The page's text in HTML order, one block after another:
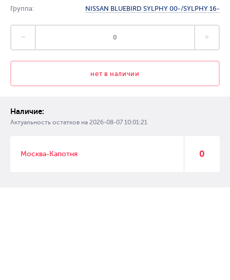
Группа: NISSAN BLUEBIRD SYLPHY 00-/SYLPHY 16-
нет в наличии
Наличие:
Актуальность остатков на 2026-08-07 10:01:21
Москва-Капотня 0